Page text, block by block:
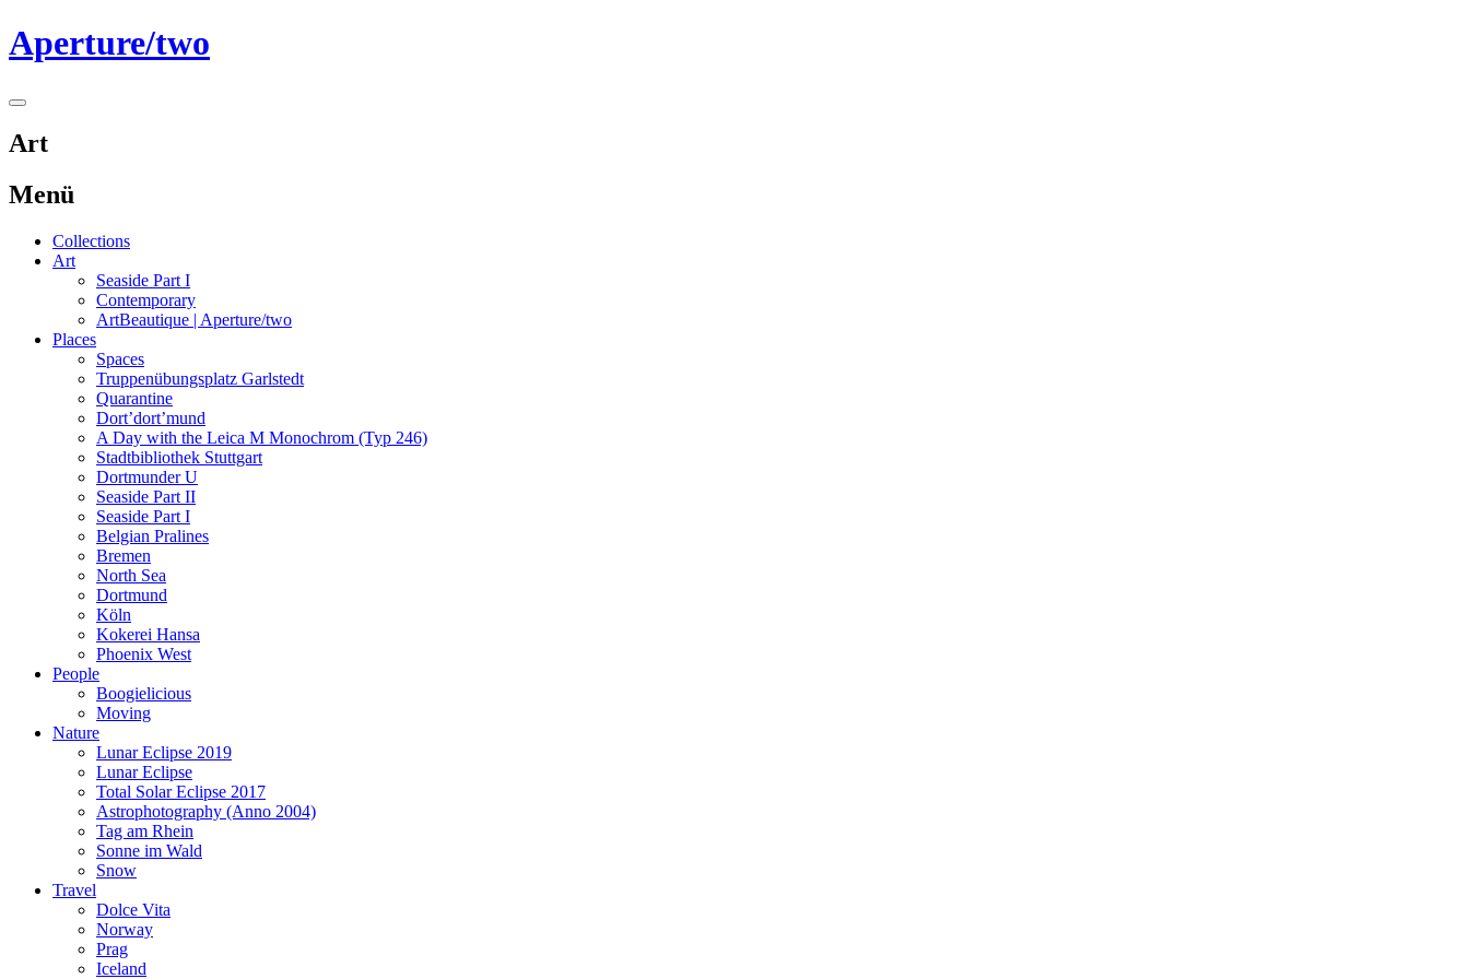
Springe
zum
Aperture/two
Seitenleiste
Art
Menü
Collections
Art
Seaside Part I
Contemporary
ArtBeautique | Aperture/two
Places
Spaces
Truppenübungsplatz Garlstedt
Quarantine
Dort’dort’mund
A Day with the Leica M Monochrom (Typ 246)
Stadtbibliothek Stuttgart
Dortmunder U
Seaside Part II
Seaside Part I
Belgian Pralines
Bremen
North Sea
Dortmund
Köln
Kokerei Hansa
Phoenix West
People
Boogielicious
Moving
Nature
Lunar Eclipse 2019
Lunar Eclipse
Total Solar Eclipse 2017
Astrophotography (Anno 2004)
Tag am Rhein
Sonne im Wald
Snow
Travel
Dolce Vita
Norway
Prag
Iceland